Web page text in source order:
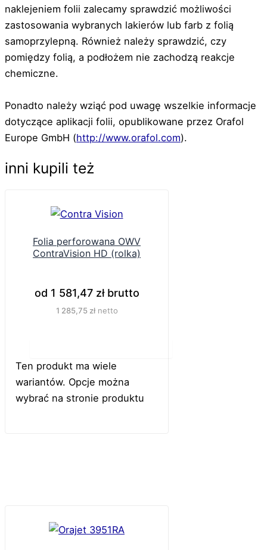
naklejeniem folii zalecamy sprawdzić możliwości
zastosowania wybranych lakierów lub farb z folią
samoprzylepną. Również należy sprawdzić, czy
pomiędzy folią, a podłożem nie zachodzą reakcje
chemiczne.
Ponadto należy wziąć pod uwagę wszelkie informacje
dotyczące aplikacji folii, opublikowane przez Orafol
Europe GmbH (http://www.orafol.com).
inni kupili też
Folia perforowana OWV
ContraVision HD (rolka)
od 1 581,47 złbrutto
1 285,75 złnetto
Ten produkt ma wiele
wariantów. Opcje można
wybrać na stronie produktu